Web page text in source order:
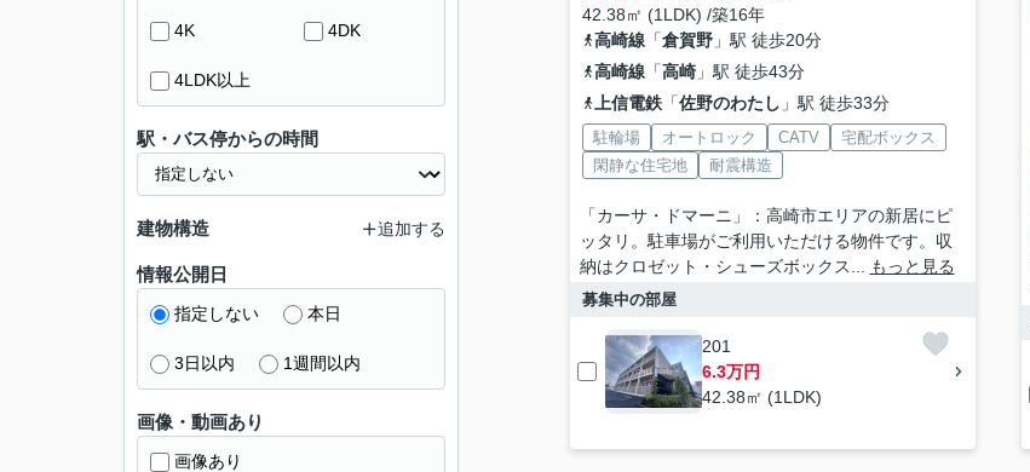
42.38㎡ (1LDK) /築16年
高崎線「倉賀野」駅 徒歩20分
高崎線「高崎」駅 徒歩43分
上信電鉄「佐野のわたし 」駅 徒歩33分
駐輪場 オートロック CATV
宅配ボックス
閑静な住宅地
耐震構造
「カーサ・ドマーニ」：高崎市エリアの新居にピ
ッタリ。駐車場がご利用いただける物件です。収
納はクロゼット・シューズボックス...
もっと見る
募集中の部屋
201
6.3万円
42.38㎡ (1LDK)
4K 4DK
4LDK以上
駅・バス停からの時間
建物構造 追加する
情報公開日
指定しない 本日
3日以内 1週間以内
画像・動画あり
画像あり